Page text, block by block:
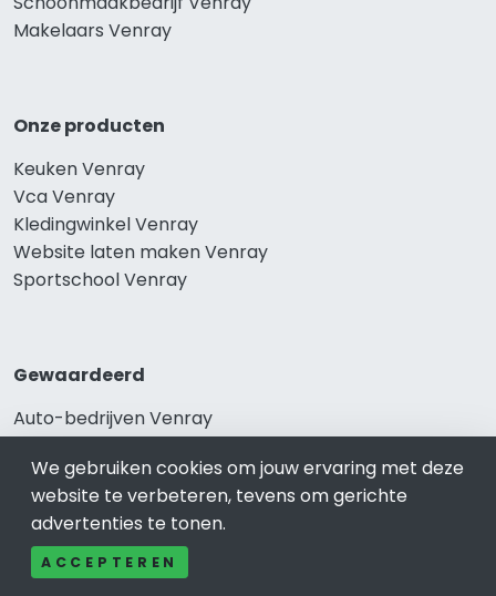
Makelaars Venray
Onze producten
Keuken Venray
Vca Venray
Kledingwinkel Venray
Website laten maken Venray
Sportschool Venray
Gewaardeerd
Auto-bedrijven Venray
Auto huren-Autoverhuur Venray
Banden-Bandenservice Venray
Advocatenkantoren Venray
Slotenmaker Venray
We gebruiken cookies om jouw ervaring met deze
website te verbeteren, tevens om gerichte
advertenties te tonen.
ACCEPTEREN